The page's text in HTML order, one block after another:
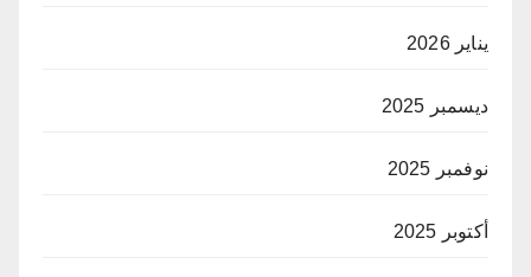
يناير 2026
ديسمبر 2025
نوفمبر 2025
أكتوبر 2025